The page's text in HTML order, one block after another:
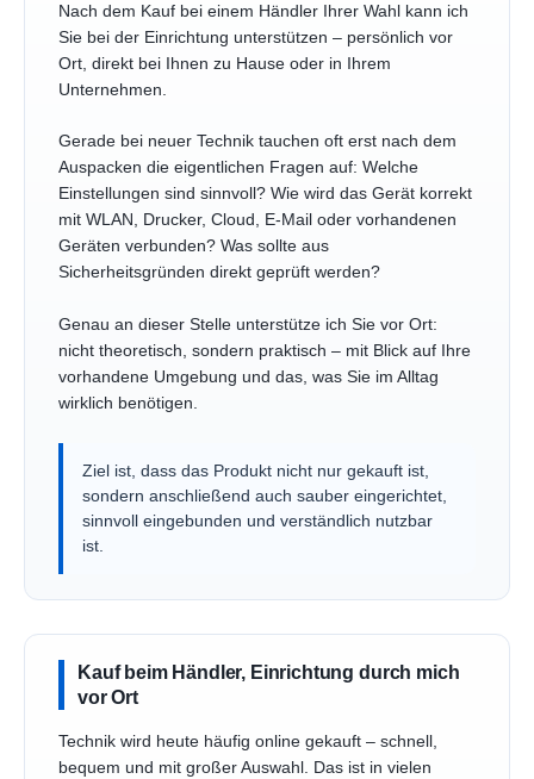
Nach dem Kauf bei einem Händler Ihrer Wahl kann ich
Sie bei der Einrichtung unterstützen – persönlich vor
Ort, direkt bei Ihnen zu Hause oder in Ihrem
Unternehmen.
Gerade bei neuer Technik tauchen oft erst nach dem
Auspacken die eigentlichen Fragen auf: Welche
Einstellungen sind sinnvoll? Wie wird das Gerät korrekt
mit WLAN, Drucker, Cloud, E-Mail oder vorhandenen
Geräten verbunden? Was sollte aus
Sicherheitsgründen direkt geprüft werden?
Genau an dieser Stelle unterstütze ich Sie vor Ort:
nicht theoretisch, sondern praktisch – mit Blick auf Ihre
vorhandene Umgebung und das, was Sie im Alltag
wirklich benötigen.
Ziel ist, dass das Produkt nicht nur gekauft ist,
sondern anschließend auch sauber eingerichtet,
sinnvoll eingebunden und verständlich nutzbar
ist.
Kauf beim Händler, Einrichtung durch mich
vor Ort
Technik wird heute häufig online gekauft – schnell,
bequem und mit großer Auswahl. Das ist in vielen